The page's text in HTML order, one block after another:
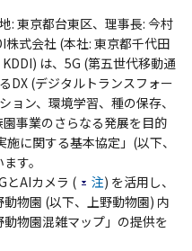
: 東京都台東区、理事長: 今村
式会社 (本社: 東京都千代田
は、5G (第五世代移動通
DX (デジタルトランスフォー
ョン、環境学習、種の保存、
事業のさらなる発展を目的
に関する基本協定」(以下、
す。
とAIカメラ (
注) を活用し、
物園 (以下、上野動物園) 内
物園混雑マップ」の提供を